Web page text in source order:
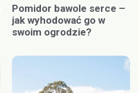
Pomidor bawole serce –
jak wyhodować go w
swoim ogrodzie?